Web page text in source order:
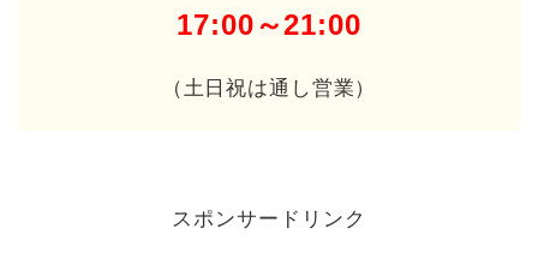
17:00～21:00
（土日祝は通し営業）
スポンサードリンク